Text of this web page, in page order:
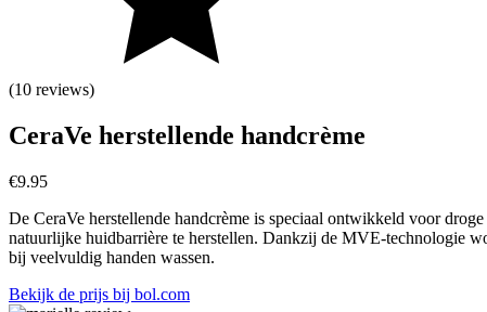
(10 reviews)
CeraVe herstellende handcrème
€9.95
De CeraVe herstellende handcrème is speciaal ontwikkeld voor
natuurlijke huidbarrière te herstellen. Dankzij de MVE‑technologie
bij veelvuldig handen wassen.
Bekijk de prijs bij bol.com